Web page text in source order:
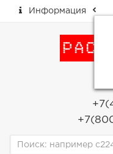
Информация